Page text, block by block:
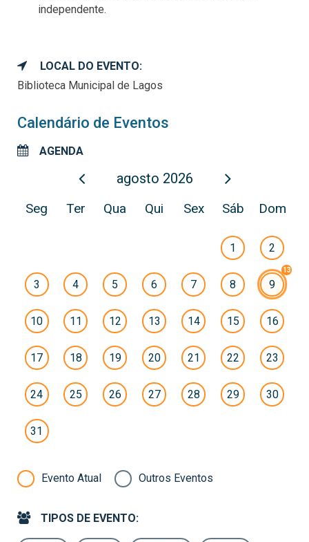
independente.
LOCAL DO EVENTO:
Biblioteca Municipal de Lagos
Calendário de Eventos
AGENDA
agosto 2026
Seg Ter Qua Qui Sex Sáb Dom
1 2
3 4 5 6 7 8 9
10 11 12 13 14 15 16
17 18 19 20 21 22 23
24 25 26 27 28 29 30
31
Evento Atual Outros Eventos
TIPOS DE EVENTO: